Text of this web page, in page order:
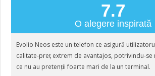
7.7
O alegere inspirată
Evolio Neos este un telefon ce asigură
calitate-preț extrem de avantajos, potrivindu-
ce nu au pretenții foarte mari de la un terminal.